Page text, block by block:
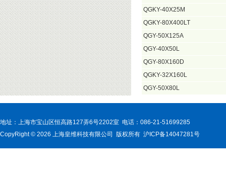
QGKY-40X25M
QGKY-80X400LT
QGY-50X125A
QGY-40X50L
QGY-80X160D
QGKY-32X160L
QGY-50X80L
地址：上海市宝山区恒高路127弄6号2202室 电话：086-21-51699285
CopyRight © 2026 上海皇维科技有限公司 版权所有 沪ICP备14047281号